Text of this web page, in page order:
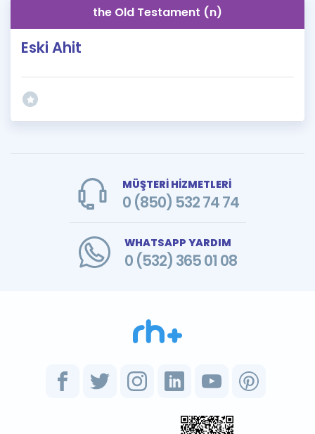
the Old Testament (n)
Eski Ahit
MÜŞTERİ HİZMETLERİ
0 (850) 532 74 74
WHATSAPP YARDIM
0 (532) 365 01 08